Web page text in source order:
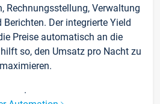
Rechnungsstellung, Verwaltung
Der integrierte Yield
Preise automatisch an die
so, den Umsatz pro Nacht zu
maximieren.
.